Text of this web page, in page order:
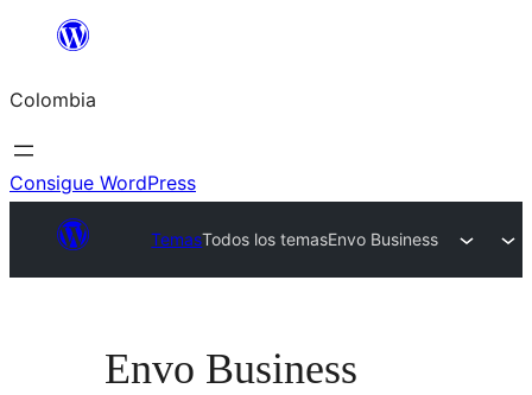
Saltar
contenido
Colombia
Consigue WordPress
TemasTodos los temasEnvo Business
Envo Business